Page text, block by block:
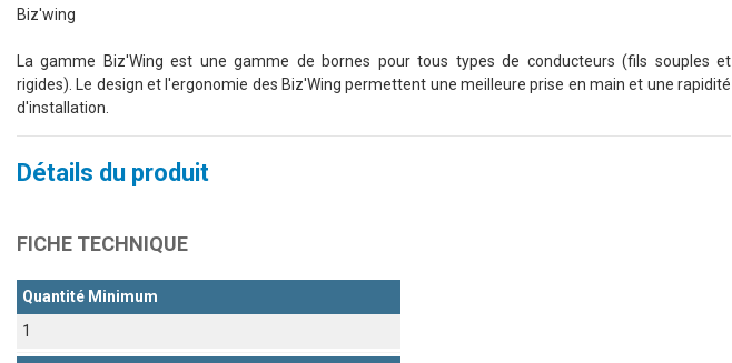
Biz'wing
La gamme Biz'Wing est une gamme de bornes pour tous types de conducteurs (fils souples et
rigides). Le design et l'ergonomie des Biz'Wing permettent une meilleure prise en main et une rapidité
d'installation.
Détails du produit
FICHE TECHNIQUE
Quantité Minimum
1